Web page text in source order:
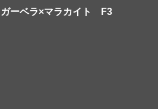
ガーベラ×マラカイト F3